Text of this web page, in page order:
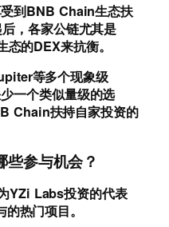
到BNB Chain生态扶
，各家公链尤其是
的DEX来抗衡。
等多个现象级
一个类似量级的选
Chain扶持自家投资的
参与机会？
YZi Labs投资的代表
热门项目。